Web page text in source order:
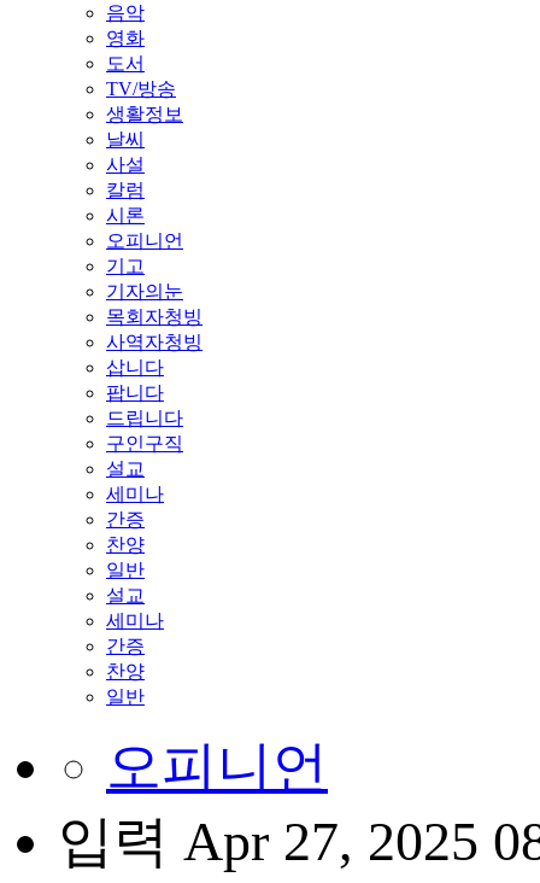
음악
영화
도서
TV/방송
생활정보
날씨
사설
칼럼
시론
오피니언
기고
기자의눈
목회자청빙
사역자청빙
삽니다
팝니다
드립니다
구인구직
설교
세미나
간증
찬양
일반
설교
세미나
간증
찬양
일반
오피니언
입력 Apr 27, 2025